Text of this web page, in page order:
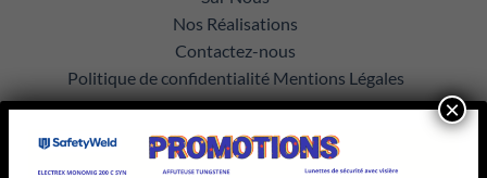
Nos Réalisations
Contactez-nous
Politique de confidentialité Mentions Légales
COMMANDER EN LIGNE
×